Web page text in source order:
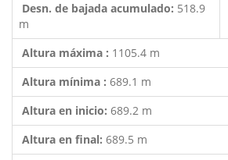
Desn. de bajada acumulado: 518.9
m
Altura máxima : 1105.4 m
Altura mínima : 689.1 m
Altura en inicio: 689.2 m
Altura en final: 689.5 m